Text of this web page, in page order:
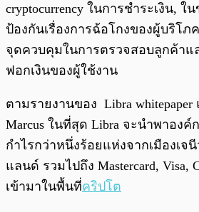
cryptocurrency ในการชำระเงิน,
ป้องกันเรื่องการฉ้อโกงของผู้บริโ
จุดควบคุมในการตรวจสอบลูกค้าแ
ฟอกเงินของผู้ใช้งาน
ตามรายงานของ Libra
Marcus ในที่สุด Libra จะนำพาองค์
กำไรกว่าหนึ่งร้อยแห่งจากเมืองเจ
แลนด์ รวมไปถึง Mastercard, Visa,
เข้ามาในพื้นที่คริปโต